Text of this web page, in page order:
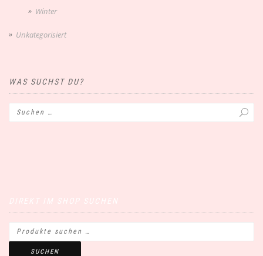
Winter
Unkategorisiert
WAS SUCHST DU?
SUCHEN